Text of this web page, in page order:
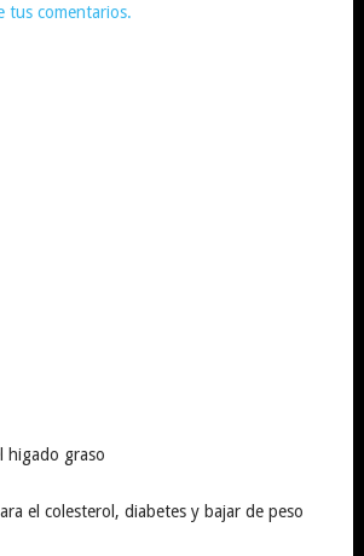
tus comentarios.
higado graso
el colesterol, diabetes y bajar de peso